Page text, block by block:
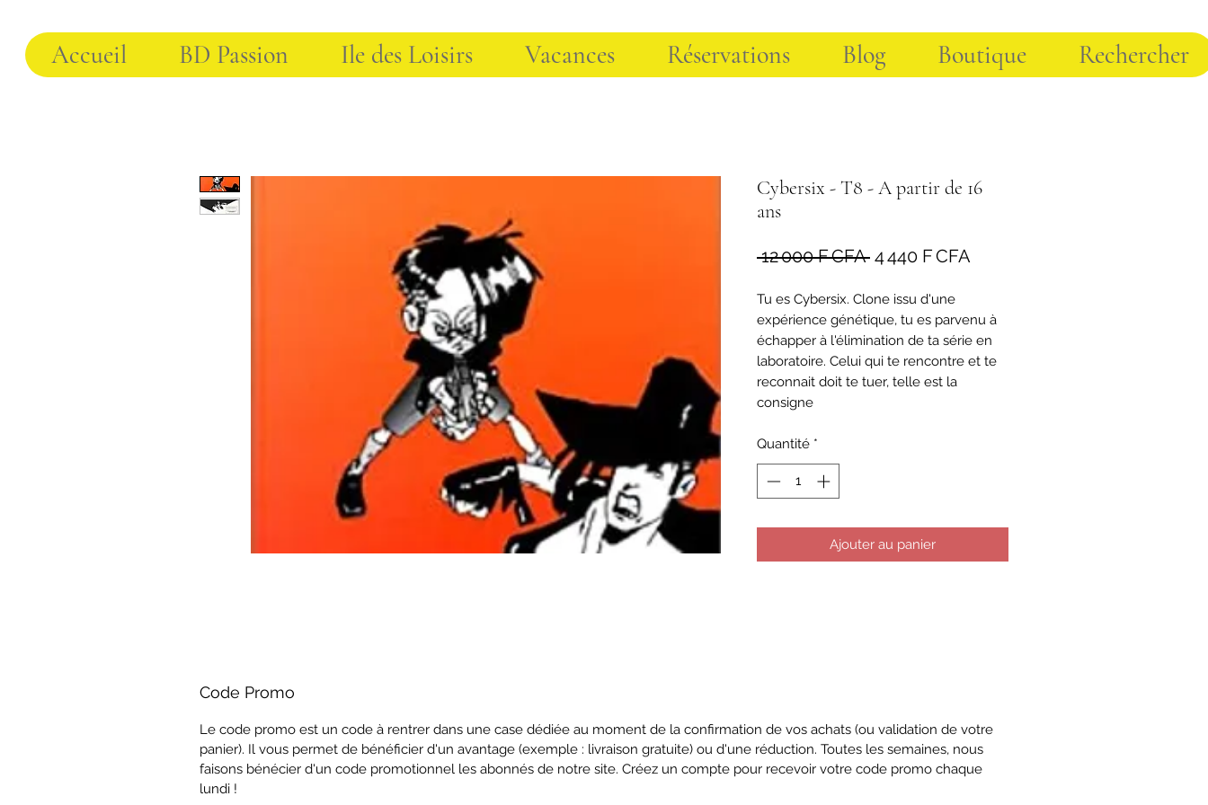
Accueil BD Passion Ile des Loisirs Vacances Réservations Blog Boutique Rechercher
Cybersix - T8 - A partir de 16
ans
12 000 F CFA Prix
4 440 F CFA
Tu es Cybersix. Clone issu d'une
expérience génétique, tu es parvenu à
échapper à l'élimination de ta série en
laboratoire. Celui qui te rencontre et te
reconnait doit te tuer, telle est la
consigne
Quantité *
Ajouter au panier
Code Promo
Le code promo est un code à rentrer dans une case dédiée au moment de la confirmation de vos achats (ou validation de votre
panier). Il vous permet de bénéficier d'un avantage (exemple : livraison gratuite) ou d'une réduction. Toutes les semaines, nous
faisons bénécier d'un code promotionnel les abonnés de notre site. Créez un compte pour recevoir votre code promo chaque
lundi !